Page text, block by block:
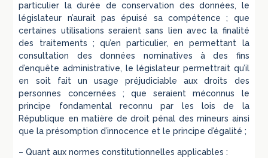
particulier la durée de conservation des données, le
législateur n’aurait pas épuisé sa compétence ; que
certaines utilisations seraient sans lien avec la finalité
des traitements ; qu’en particulier, en permettant la
consultation des données nominatives à des fins
d’enquête administrative, le législateur permettrait qu’il
en soit fait un usage préjudiciable aux droits des
personnes concernées ; que seraient méconnus le
principe fondamental reconnu par les lois de la
République en matière de droit pénal des mineurs ainsi
que la présomption d’innocence et le principe d’égalité ;
– Quant aux normes constitutionnelles applicables :